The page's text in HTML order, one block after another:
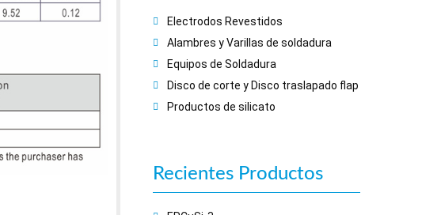
Electrodos Revestidos
Alambres y Varillas de soldadura
Equipos de Soldadura
Disco de corte y Disco traslapado flap
Productos de silicato
Recientes Productos